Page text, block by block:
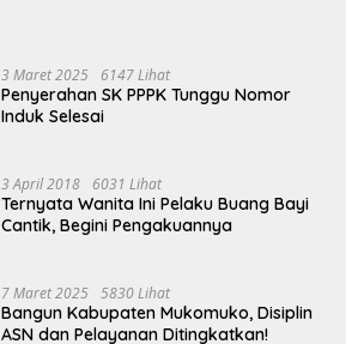
3 Maret 2025 6147 Lihat
Penyerahan SK PPPK Tunggu Nomor
Induk Selesai
3 April 2018 6031 Lihat
Ternyata Wanita Ini Pelaku Buang Bayi
Cantik, Begini Pengakuannya
7 Maret 2025 5830 Lihat
Bangun Kabupaten Mukomuko, Disiplin
ASN dan Pelayanan Ditingkatkan!